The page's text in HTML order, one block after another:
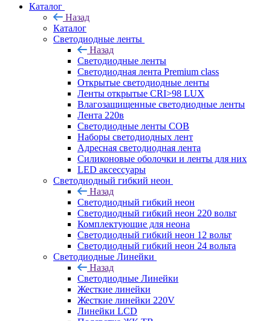
Каталог
Назад
Каталог
Светодиодные ленты
Назад
Светодиодные ленты
Светодиодная лента Premium class
Открытые светодиодные ленты
Ленты открытые CRI>98 LUX
Влагозащищенные светодиодные ленты
Лента 220в
Светодиодные ленты COB
Наборы светодиодных лент
Адресная светодиодная лента
Силиконовые оболочки и ленты для них
LED аксессуары
Светодиодный гибкий неон
Назад
Светодиодный гибкий неон
Светодиодный гибкий неон 220 вольт
Комплектующие для неона
Светодиодный гибкий неон 12 вольт
Светодиодный гибкий неон 24 вольта
Светодиодные Линейки
Назад
Светодиодные Линейки
Жесткие линейки
Жесткие линейки 220V
Линейки LCD